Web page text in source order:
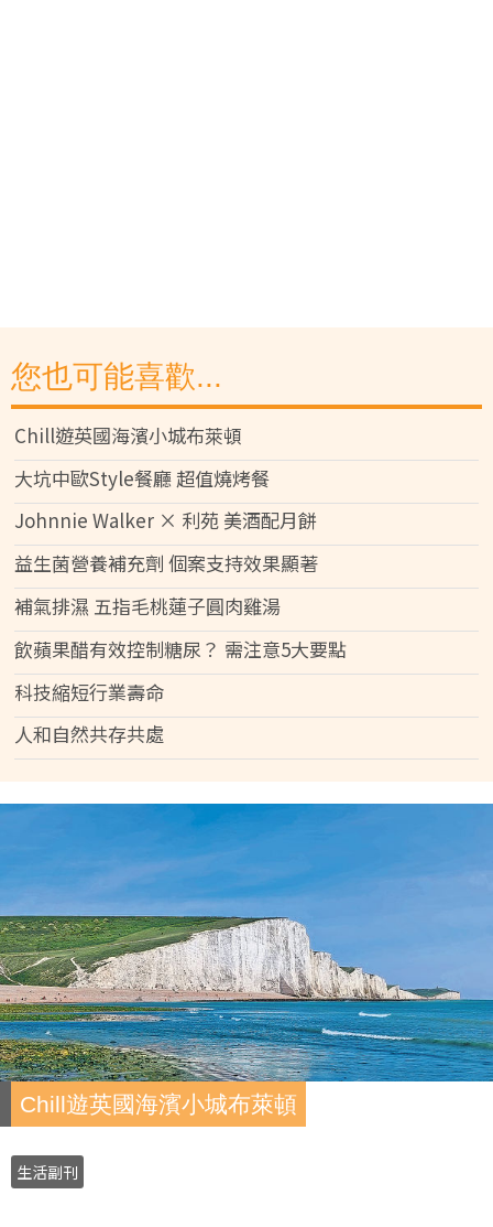
您也可能喜歡...
Chill遊英國海濱小城布萊頓
大坑中歐Style餐廳 超值燒烤餐
Johnnie Walker × 利苑 美酒配月餅
益生菌營養補充劑 個案支持效果顯著
補氣排濕 五指毛桃蓮子圓肉雞湯
飲蘋果醋有效控制糖尿？ 需注意5大要點
科技縮短行業壽命
人和自然共存共處
Chill遊英國海濱小城布萊頓
生活副刊